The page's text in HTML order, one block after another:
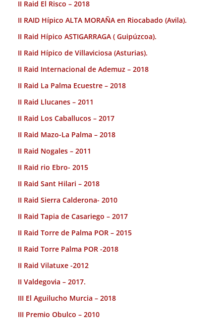
II Raid El Risco – 2018
II RAID Hípico ALTA MORAÑA en Riocabado (Avila).
II Raid Hípico ASTIGARRAGA ( Guipúzcoa).
II Raid Hípico de Villaviciosa (Asturias).
II Raid Internacional de Ademuz – 2018
II Raid La Palma Ecuestre – 2018
II Raid Llucanes – 2011
II Raid Los Caballucos – 2017
II Raid Mazo-La Palma – 2018
II Raid Nogales – 2011
II Raid rio Ebro- 2015
II Raid Sant Hilari – 2018
II Raid Sierra Calderona- 2010
II Raid Tapia de Casariego – 2017
II Raid Torre de Palma POR – 2015
II Raid Torre Palma POR -2018
II Raid Vilatuxe -2012
II Valdegovia – 2017.
III El Aguilucho Murcia – 2018
III Premio Obulco – 2010